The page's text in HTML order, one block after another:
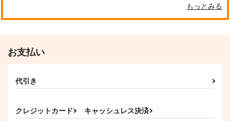
もっとみる
お支払い
代引き
クレジットカード キャッシュレス決済